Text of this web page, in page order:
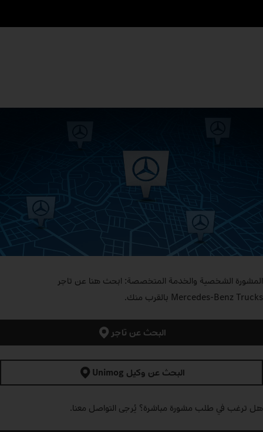
المشورة الشخصية والخدمة المتخصصة: ابحث هنا عن تاجر
Mercedes‑Benz Trucks بالقرب منك.
البحث عن تاجر
البحث عن وكيل Unimog
هل ترغب في طلب مشورة مباشرة؟ يُرجى التواصل معنا.